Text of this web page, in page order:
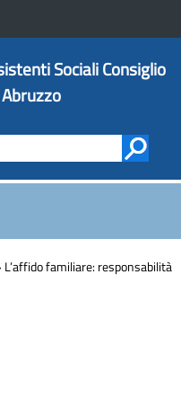
Sociali Consiglio
L’affido familiare: responsabilità